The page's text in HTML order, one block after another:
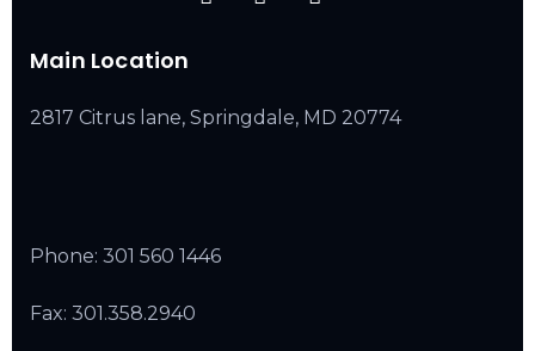
Main Location
2817 Citrus lane, Springdale, MD 20774
Phone: 301 560 1446
Fax: 301.358.2940